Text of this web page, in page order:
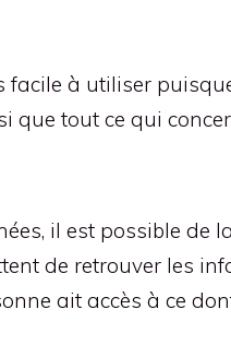
facile à utiliser
que tout ce qui
il est possible de
de retrouver les
ait accès à ce